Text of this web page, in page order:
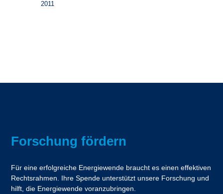
2011
Forschung fördern
Für eine erfolgreiche Energiewende braucht es einen effektiven
Rechtsrahmen. Ihre Spende unterstützt unsere Forschung und
hilft, die Energiewende voranzubringen.